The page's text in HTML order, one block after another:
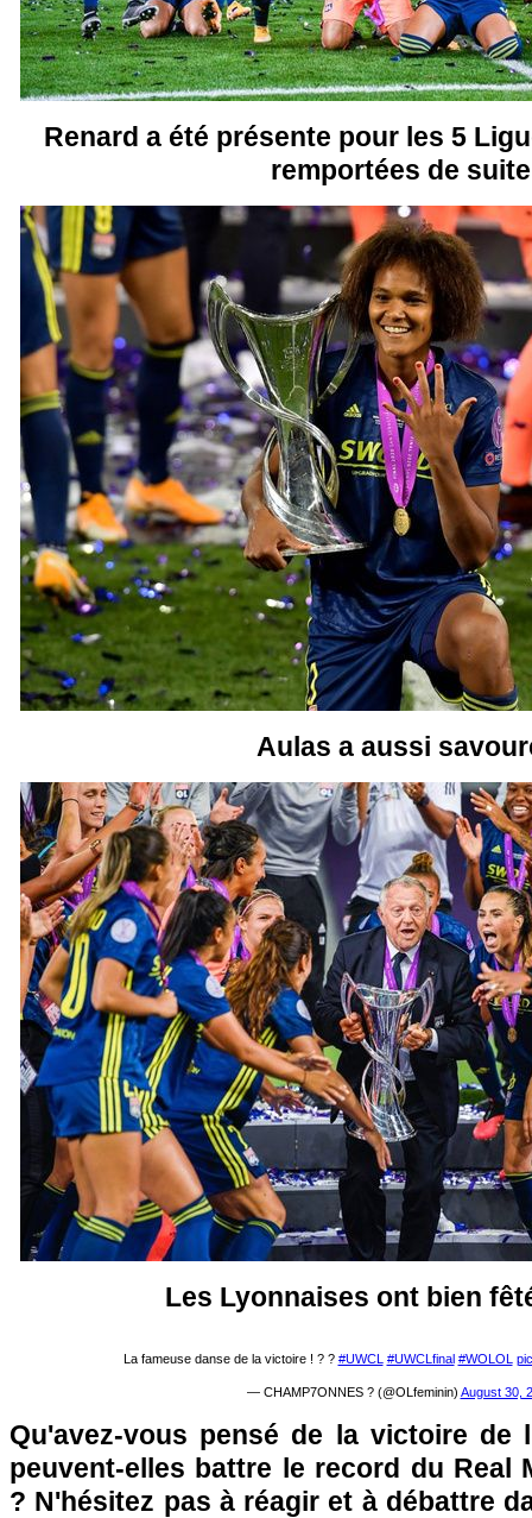
Renard a été présente pour les 5
remportées de suite
Aulas a aussi
Les Lyonnaises ont bien
La fameuse danse de la victoire ! ? ? #UWCL #UWCLfinal #WOLOL
— CHAMP7ONNES ? (@OLfeminin) August 30,
Qu'avez-vous pensé de la victoire de
peuvent-elles battre le record du Real
? N'hésitez pas à réagir et à débattre